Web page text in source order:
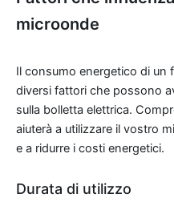
microonde
Il consumo energetico di un
diversi fattori che possono
sulla bolletta elettrica.
aiuterà a utilizzare il vostro
e a ridurre i costi energetici.
Durata di utilizzo